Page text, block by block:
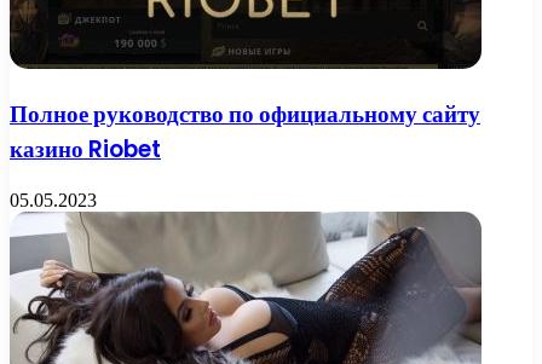
Полное руководство по официальному сайту
казино Riobet
05.05.2023